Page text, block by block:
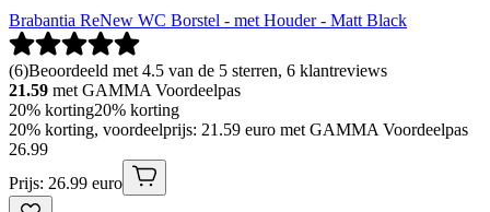
Brabantia ReNew WC Borstel - met Houder - Matt Black
(6)Beoordeeld met 4.5 van de 5 sterren, 6 klantreviews
21.59 met GAMMA Voordeelpas
20% korting20% korting
20% korting, voordeelprijs: 21.59 euro met GAMMA Voordeelpas
26.99
Prijs: 26.99 euro